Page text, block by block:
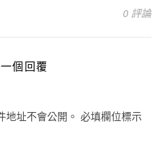
0 評論
個回覆
地址不會公開。 必填欄位標示